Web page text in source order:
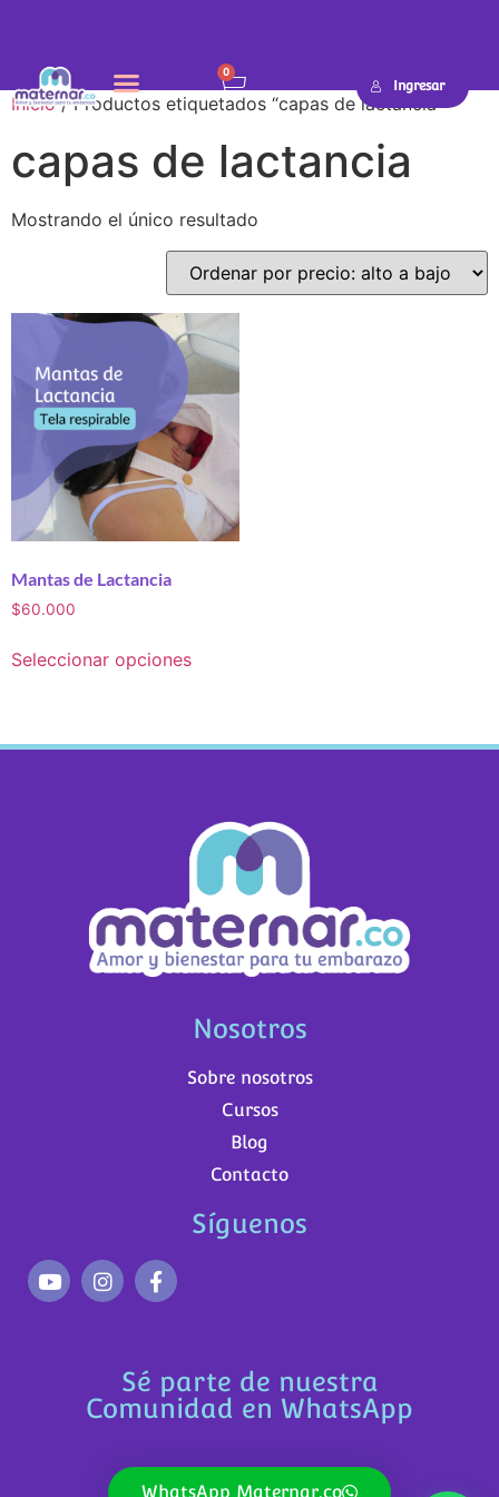
0
Ingresar
Inicio/ Productos etiquetados “capas de lactancia”
capas de lactancia
Mostrando el único resultado
Mantas de Lactancia
$60.000
Seleccionar opciones
Nosotros
Sobre nosotros
Cursos
Blog
Contacto
Síguenos
Sé parte de nuestra
Comunidad en WhatsApp
WhatsApp Maternar.co